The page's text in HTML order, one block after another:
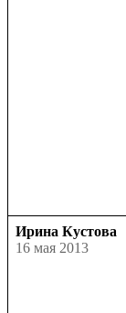
Ирина Кустова
16 мая 2013